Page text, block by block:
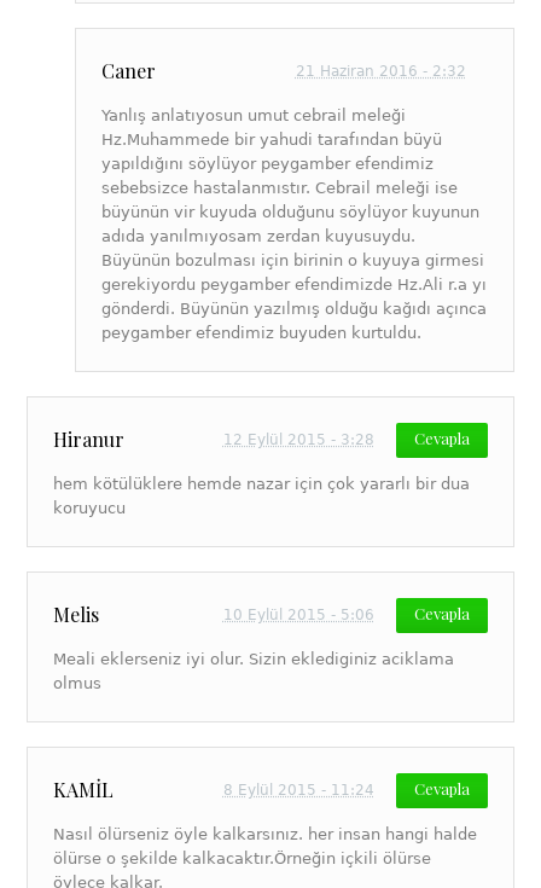
Caner 21 Haziran 2016 - 2:32
Yanlış anlatıyosun umut cebrail meleği
Hz.Muhammede bir yahudi tarafından büyü
yapıldığını söylüyor peygamber efendimiz
sebebsizce hastalanmıstır. Cebrail meleği ise
büyünün vir kuyuda olduğunu söylüyor kuyunun
adıda yanılmıyosam zerdan kuyusuydu.
Büyünün bozulması için birinin o kuyuya girmesi
gerekiyordu peygamber efendimizde Hz.Ali r.a yı
gönderdi. Büyünün yazılmış olduğu kağıdı açınca
peygamber efendimiz buyuden kurtuldu.
Hiranur Cevapla
12 Eylül 2015 - 3:28
hem kötülüklere hemde nazar için çok yararlı bir dua
koruyucu
Melis Cevapla
10 Eylül 2015 - 5:06
Meali eklerseniz iyi olur. Sizin eklediginiz aciklama
olmus
KAMİL Cevapla
8 Eylül 2015 - 11:24
Nasıl ölürseniz öyle kalkarsınız. her insan hangi halde
ölürse o şekilde kalkacaktır.Örneğin içkili ölürse
öylece kalkar.